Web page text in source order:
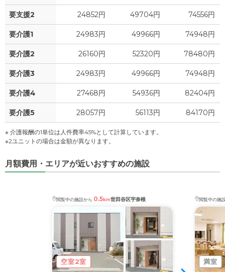
要支援2 24852円 49704円 74556円
要介護1 24983円 49966円 74948円
要介護2 26160円 52320円 78480円
要介護3 24983円 49966円 74948円
要介護4 27468円 54936円 82404円
要介護5 28057円 56113円 84170円
※ 介護報酬の1単位は人件費率45%として計算しています。
※2ユニットの場合は金額が異なります。
月額費用・エリアが近いおすすめの施設
閲覧中の施設から 0.5km世田谷区宇奈根
空室2室
閲覧中の施
満室